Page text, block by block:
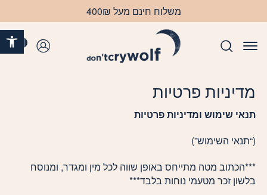
משלוח חינם מעל 400₪
מדיניות פרטיות
תנאי שימוש ומדיניות פרטיות
(“תנאי השימוש”)
***הכתוב מטה מתייחס באופן שווה לכל מין ומגדר, ומנוסח
בלשון זכר מטעמי נוחות בלבד***